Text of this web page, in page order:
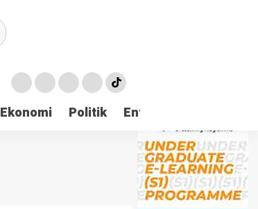
Ekonomi Politik Entertaintment